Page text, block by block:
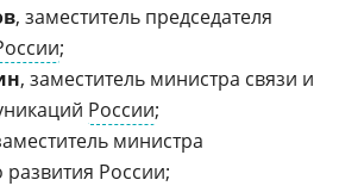
, заместитель председателя
;
, заместитель министра связи и
России;
министра
России;